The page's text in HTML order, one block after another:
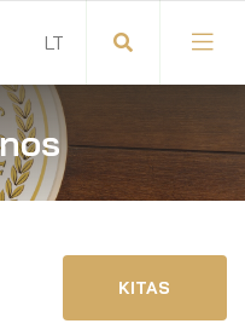
KITAS